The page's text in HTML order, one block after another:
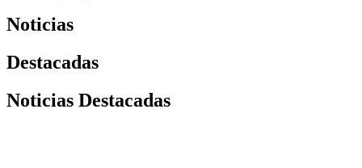
Noticias
Destacadas
Noticias Destacadas